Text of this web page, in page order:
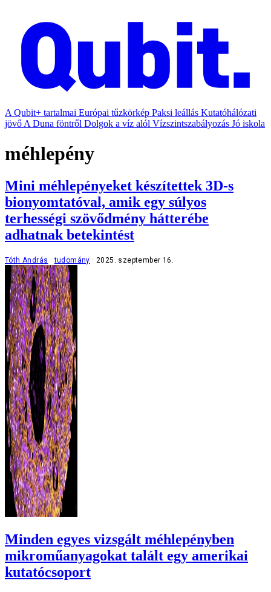
A Qubit+ tartalmai Európai tűzkörkép Paksi leállás Kutatóhálózati
jövő A Duna föntről Dolgok a víz alól Vízszintszabályozás Jó iskola
méhlepény
Mini méhlepényeket készítettek 3D-s
bionyomtatóval, amik egy súlyos
terhességi szövődmény hátterébe
adhatnak betekintést
Tóth András tudomány 2025. szeptember 16.
Minden egyes vizsgált méhlepényben
mikroműanyagokat talált egy amerikai
kutatócsoport